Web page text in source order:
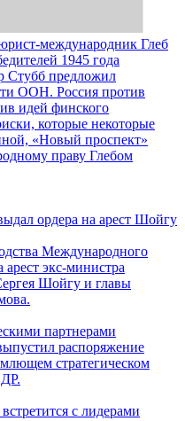
международник Глеб
1945 года
Стубб предложил
ООН. Россия против
идей финского
которые некоторые
«Новый проспект»
праву Глебом
ордера на арест Шойгу
Международного
арест экс-министра
Шойгу и главы
партнерами
распоряжение
стратегическом
с лидерами